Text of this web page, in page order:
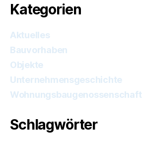
Kategorien
Aktuelles
Bauvorhaben
Objekte
Unternehmensgeschichte
Wohnungsbaugenossenschaft
Schlagwörter